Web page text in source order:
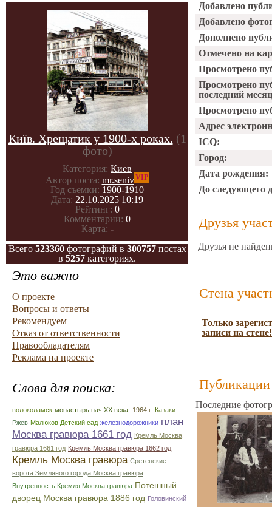
Київ. Хрещатик у 1900-х роках. (1
фото)
Категория: Киев
Автор поста: mr.senivVIP
Год съемки: 1900-1910
Дата: 22.10.2025 10:19
Рейтинг: 0
Комментарии: 0
Карта: -
Всего 523360фотографий в 300757постах
в 5257 категориях.
Это важно
О проекте
Вопросы и ответы
Рекомендуем
Отказ от ответственности
Правообладателям
Реклама на проекте
Слова для поиска:
волоколамск монастырь.нач.ХХ века. 1964 г. Казаки
Ржев Малюков Детский сад железнодорожники план
Москва гравюра 1661 год Кремль Москва
гравюра 1661 год Кремль Москва гравюра 1662 год
Кремль Москва гравюра Сретенские
ворота Земляного города Москва гравюра
Внутренность Кремля Москва гравюра Потешный
дворец Москва гравюра 1886 год Головинский
Добавлено
Добавлено
Дополнено
Отмечено на
Просмотрено
Просмотрено
последний
Просмотрено
Адрес
ICQ:
Город:
Дата рождения:
До следующего
Друзья
Друзья не
Стена
Только
записи на стене!
Публикации
Последние